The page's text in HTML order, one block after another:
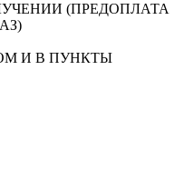
(ПРЕДОПЛАТА
И В ПУНКТЫ